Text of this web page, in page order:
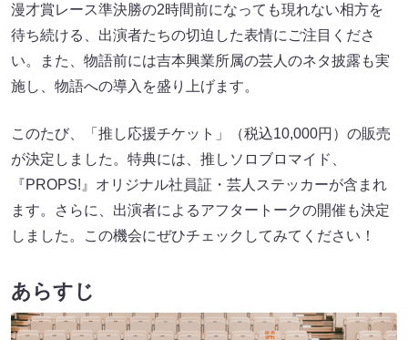
漫才賞レース準決勝の2時間前になっても現れない相方を
待ち続ける、出演者たちの切迫した表情にご注目くださ
い。また、物語前には吉本興業所属の芸人のネタ披露も実
施し、物語への導入を盛り上げます。
このたび、「推し応援チケット」（税込10,000円）の販売
が決定しました。特典には、推しソロブロマイド、
『PROPS!』オリジナル社員証・芸人ステッカーが含まれ
ます。さらに、出演者によるアフタートークの開催も決定
しました。この機会にぜひチェックしてみてください！
あらすじ